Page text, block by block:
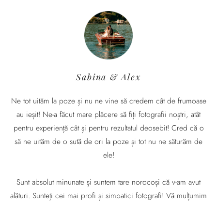
Sabina & Alex
Ne tot uităm la poze și nu ne vine să credem cât de frumoase
au ieșit! Ne-a făcut mare plăcere să fiți fotografii noștri, atât
pentru experiență cât și pentru rezultatul deosebit! Cred că o
să ne uităm de o sută de ori la poze și tot nu ne săturăm de
ele!
Sunt absolut minunate și suntem tare norocoși că v-am avut
alături. Sunteți cei mai profi și simpatici fotografi! Vă mulțumim